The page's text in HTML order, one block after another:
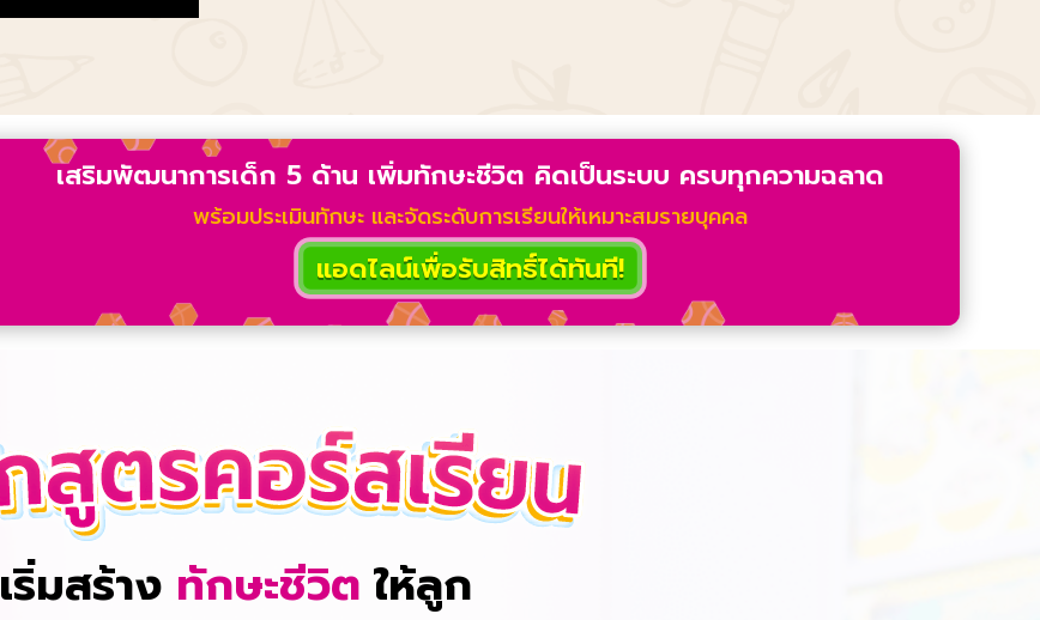
เสริมพัฒนาการเด็ก 5 ด้าน เพิ่มทักษะชีวิต คิดเป็นระบบ ครบทุกความฉลาด
พร้อมประเมินทักษะ และจัดระดับการเรียนให้เหมาะสมรายบุคคล
แอดไลน์เพื่อรับสิทธิ์ได้ทันที!
เริ่มสร้าง ทักษะชีวิต ให้ลูก